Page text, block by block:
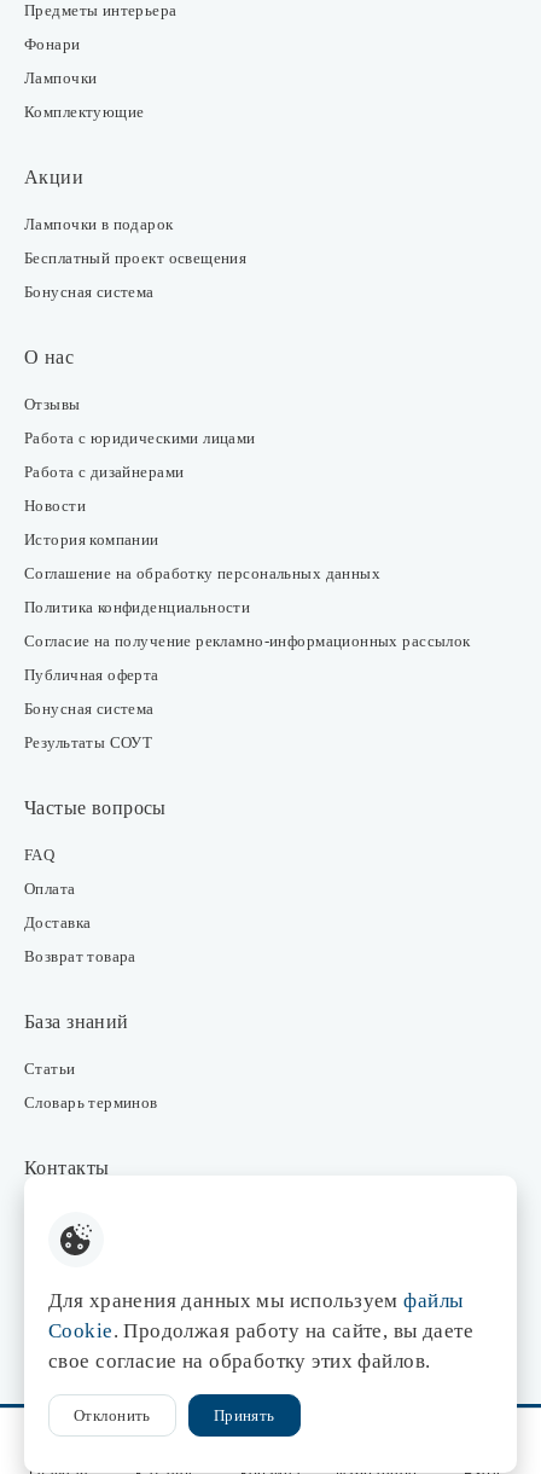
Предметы интерьера
Фонари
Лампочки
Комплектующие
Акции
Лампочки в подарок
Бесплатный проект освещения
Бонусная система
О нас
Отзывы
Работа с юридическими лицами
Работа с дизайнерами
Новости
История компании
Соглашение на обработку персональных данных
Политика конфиденциальности
Согласие на получение рекламно-информационных рассылок
Публичная оферта
Бонусная система
Результаты СОУТ
Частые вопросы
FAQ
Оплата
Доставка
Возврат товара
База знаний
Статьи
Словарь терминов
Контакты
Интернет-магазин
Отдел маркетинга
© 1998-2026 Центр света «Эдисон»
Для хранения данных мы используемфайлы
Cookie. Продолжая работу на сайте, вы даете
свое согласие на обработку этих файлов.
Отклонить Принять